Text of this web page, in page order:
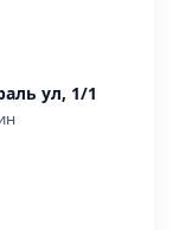
ул, 1/1